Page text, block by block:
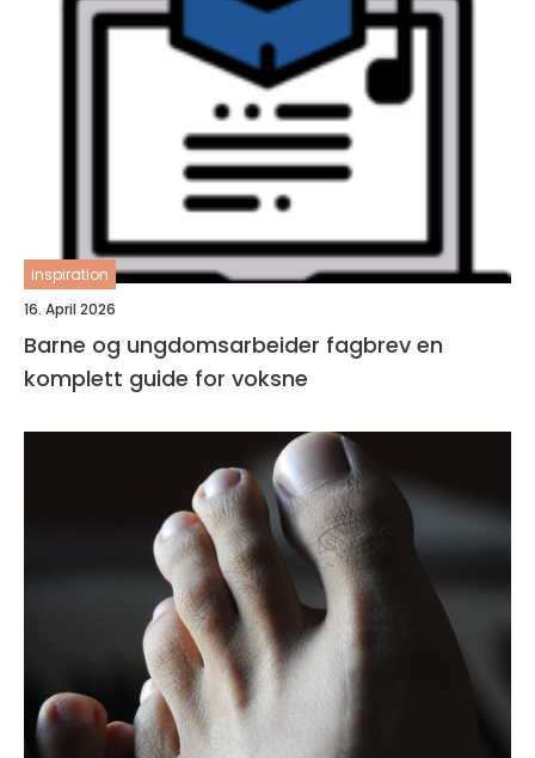
inspiration
16. April 2026
Barne og ungdomsarbeider fagbrev en
komplett guide for voksne